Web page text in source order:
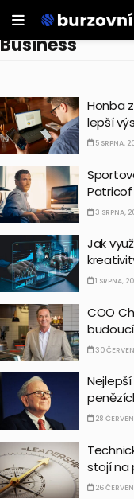
Business
Honba
lepší
5 SRPNA,
3 SRPNA,
Jak
1 SRPNA,
COO
30
28
stojí na
26